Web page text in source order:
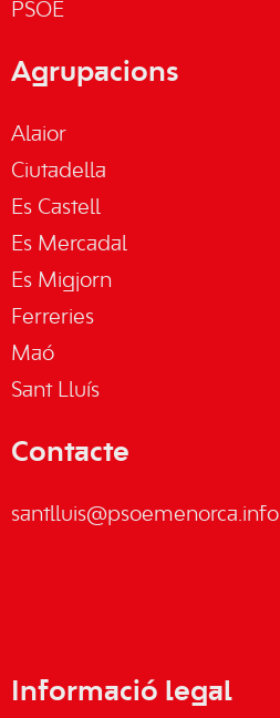
PSOE
Agrupacions
Alaior
Ciutadella
Es Castell
Es Mercadal
Es Migjorn
Ferreries
Maó
Sant Lluís
Contacte
santlluis@psoemenorca.info
Informació legal